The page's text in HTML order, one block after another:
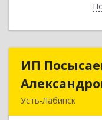
ИП
Усть-Лабинск
ИП